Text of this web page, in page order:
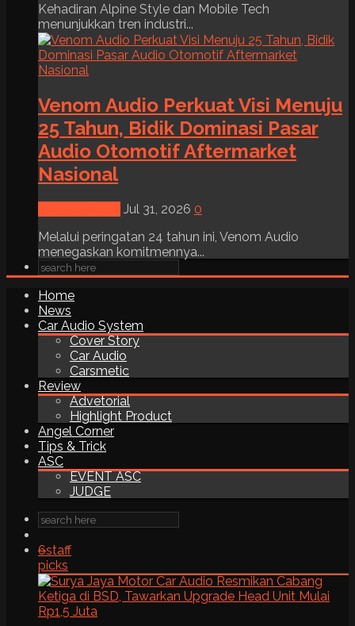
Kehadiran Alpine Style dan Mobile Tech
menunjukkan tren industri...
Venom Audio Perkuat Visi Menuju
25 Tahun, Bidik Dominasi Pasar
Audio Otomotif Aftermarket
Nasional
Jul 31, 2026 0
Melalui peringatan 24 tahun ini, Venom Audio
menegaskan komitmennya...
Home
News
Car Audio System
Cover Story
Car Audio
Carsmetic
Review
Advetorial
Highlight Product
Angel Corner
Tips & Trick
ASC
EVENT ASC
JUDGE
6staff
picks